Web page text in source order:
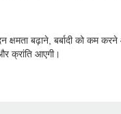
क्षमता बढ़ाने, बर्बादी को कम
क्रांति आएगी।